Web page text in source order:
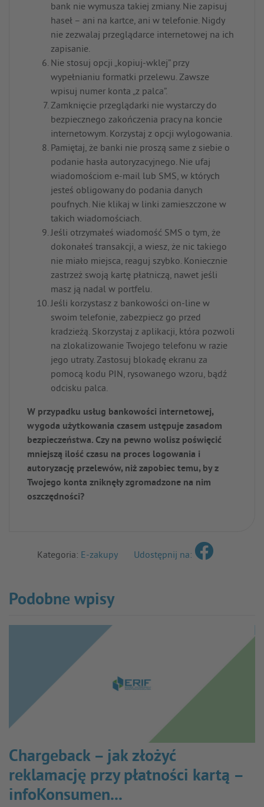
bank nie wymusza takiej zmiany. Nie zapisuj
haseł – ani na kartce, ani w telefonie. Nigdy
nie zezwalaj przeglądarce internetowej na ich
zapisanie.
Nie stosuj opcji „kopiuj-wklej” przy
wypełnianiu formatki przelewu. Zawsze
wpisuj numer konta „z palca”.
Zamknięcie przeglądarki nie wystarczy do
bezpiecznego zakończenia pracy na koncie
internetowym. Korzystaj z opcji wylogowania.
Pamiętaj, że banki nie proszą same z siebie o
podanie hasła autoryzacyjnego. Nie ufaj
wiadomościom e-mail lub SMS, w których
jesteś obligowany do podania danych
poufnych. Nie klikaj w linki zamieszczone w
takich wiadomościach.
Jeśli otrzymałeś wiadomość SMS o tym, że
dokonałeś transakcji, a wiesz, że nic takiego
nie miało miejsca, reaguj szybko. Koniecznie
zastrzeż swoją kartę płatniczą, nawet jeśli
masz ją nadal w portfelu.
Jeśli korzystasz z bankowości on-line w
swoim telefonie, zabezpiecz go przed
kradzieżą. Skorzystaj z aplikacji, która pozwoli
na zlokalizowanie Twojego telefonu w razie
jego utraty. Zastosuj blokadę ekranu za
pomocą kodu PIN, rysowanego wzoru, bądź
odcisku palca.
W przypadku usług bankowości internetowej,
wygoda użytkowania czasem ustępuje zasadom
bezpieczeństwa. Czy na pewno wolisz poświęcić
mniejszą ilość czasu na proces logowania i
autoryzację przelewów, niż zapobiec temu, by z
Twojego konta zniknęły zgromadzone na nim
oszczędności?
Kategoria: E-zakupy Udostępnij na:
Podobne wpisy
Chargeback – jak złożyć
reklamację przy płatności kartą –
infoKonsumen...